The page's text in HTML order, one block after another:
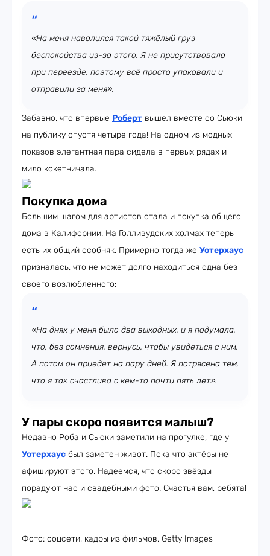
«На меня навалился такой тяжёлый груз
беспокойства из-за этого. Я не присутствовала
при переезде, поэтому всё просто упаковали и
отправили за меня».
Забавно, что впервые Роберт вышел вместе со Сьюки
на публику спустя четыре года! На одном из модных
показов элегантная пара сидела в первых рядах и
мило кокетничала.
Покупка дома
Большим шагом для артистов стала и покупка общего
дома в Калифорнии. На Голливудских холмах теперь
есть их общий особняк. Примерно тогда же Уотерхаус
призналась, что не может долго находиться одна без
своего возлюбленного:
«На днях у меня было два выходных, и я подумала,
что, без сомнения, вернусь, чтобы увидеться с ним.
А потом он приедет на пару дней. Я потрясена тем,
что я так счастлива с кем-то почти пять лет».
У пары скоро появится малыш?
Недавно Роба и Сьюки заметили на прогулке, где у
Уотерхаус был заметен живот. Пока что актёры не
афишируют этого. Надеемся, что скоро звёзды
порадуют нас и свадебными фото. Счастья вам, ребята!
Фото: соцсети, кадры из фильмов, Getty Images